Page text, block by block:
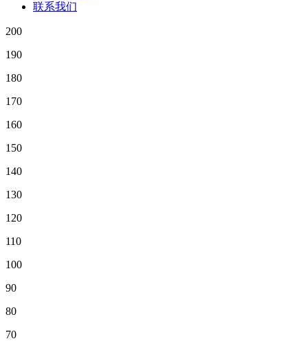
联系我们
200
190
180
170
160
150
140
130
120
110
100
90
80
70